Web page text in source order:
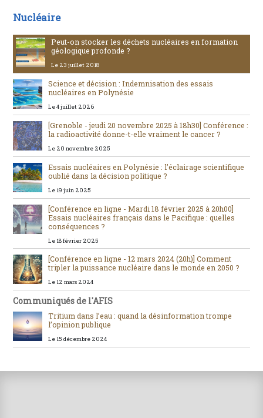
Nucléaire
Peut-on stocker les déchets nucléaires en formation
géologique profonde ?
Le 23 juillet 2018
Science et décision : Indemnisation des essais
nucléaires en Polynésie
Le 4 juillet 2026
[Grenoble - jeudi 20 novembre 2025 à 18h30] Conférence :
la radioactivité donne-t-elle vraiment le cancer ?
Le 20 novembre 2025
Essais nucléaires en Polynésie : l’éclairage scientifique
oublié dans la décision politique ?
Le 19 juin 2025
[Conférence en ligne - Mardi 18 février 2025 à 20h00]
Essais nucléaires français dans le Pacifique : quelles
conséquences ?
Le 18 février 2025
[Conférence en ligne - 12 mars 2024 (20h)] Comment
tripler la puissance nucléaire dans le monde en 2050 ?
Le 12 mars 2024
Communiqués de l'AFIS
Tritium dans l’eau : quand la désinformation trompe
l’opinion publique
Le 15 décembre 2024